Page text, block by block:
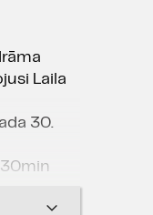
Laila
30.